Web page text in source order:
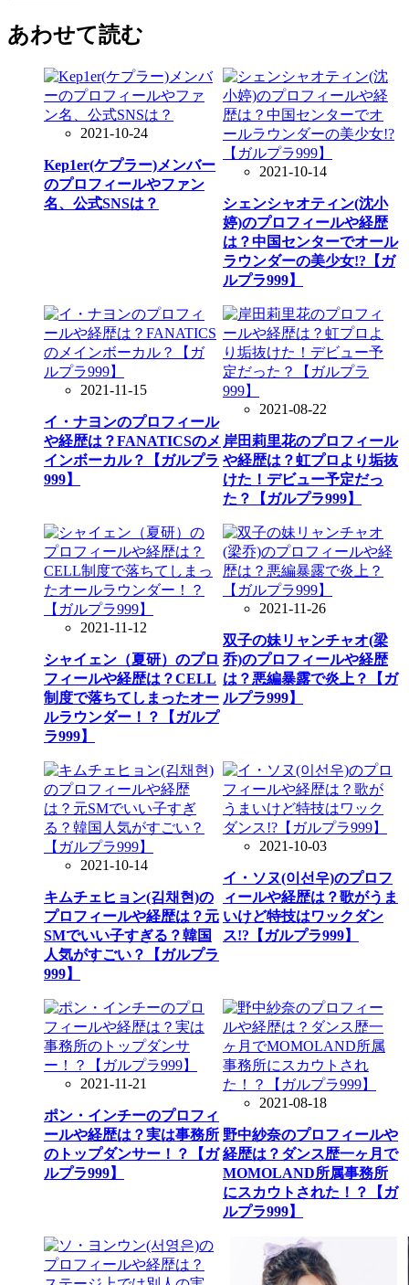
あわせて読む
2021-10-24
Kep1er(ケプラー)メンバー
のプロフィールやファン
名、公式SNSは？
2021-10-14
シェンシャオティン(沈小
婷)のプロフィールや経歴
は？中国センターでオール
ラウンダーの美少女!?【ガ
ルプラ999】
2021-11-15
イ・ナヨンのプロフィール
や経歴は？FANATICSのメ
インボーカル？【ガルプラ
999】
2021-08-22
岸田莉里花のプロフィール
や経歴は？虹プロより垢抜
けた！デビュー予定だっ
た？【ガルプラ999】
2021-11-12
シャイェン（夏研）のプロ
フィールや経歴は？CELL
制度で落ちてしまったオー
ルラウンダー！？【ガルプ
ラ999】
2021-11-26
双子の妹リャンチャオ(梁
乔)のプロフィールや経歴
は？悪編暴露で炎上？【ガ
ルプラ999】
2021-10-14
キムチェヒョン(김채현)の
プロフィールや経歴は？元
SMでいい子すぎる？韓国
人気がすごい？【ガルプラ
999】
2021-10-03
イ・ソヌ(이선우)のプロフ
ィールや経歴は？歌がうま
いけど特技はワックダン
ス!?【ガルプラ999】
2021-11-21
ポン・インチーのプロフィ
ールや経歴は？実は事務所
のトップダンサー！？【ガ
ルプラ999】
2021-08-18
野中紗奈のプロフィールや
経歴は？ダンス歴一ヶ月で
MOMOLAND所属事務所
にスカウトされた！？【ガ
ルプラ999】